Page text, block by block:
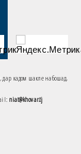
дар кадом шакле набошад,
niat@khovar.tj